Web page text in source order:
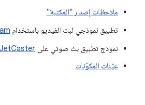
ملاحظات إصدار "المكتبة"
تطبيق نموذجي لبث الفيديو باستخدام
نموذج تطبيق بث صوتي على JetCaster
عيّنات المكوّنات